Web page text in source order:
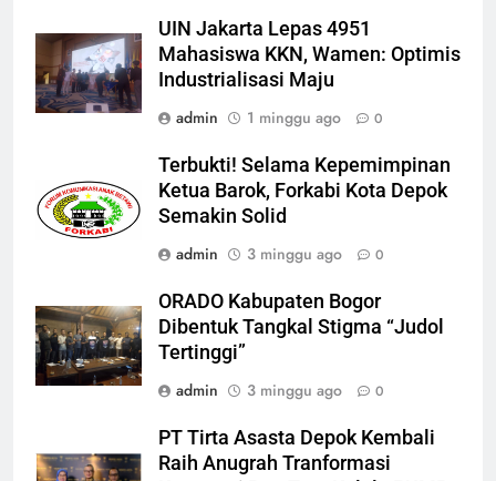
UIN Jakarta Lepas 4951
Mahasiswa KKN, Wamen: Optimis
Industrialisasi Maju
admin
1 minggu ago 0
Terbukti! Selama Kepemimpinan
Ketua Barok, Forkabi Kota Depok
Semakin Solid
admin
3 minggu ago 0
ORADO Kabupaten Bogor
Dibentuk Tangkal Stigma “Judol
Tertinggi”
admin
3 minggu ago 0
PT Tirta Asasta Depok Kembali
Raih Anugrah Tranformasi